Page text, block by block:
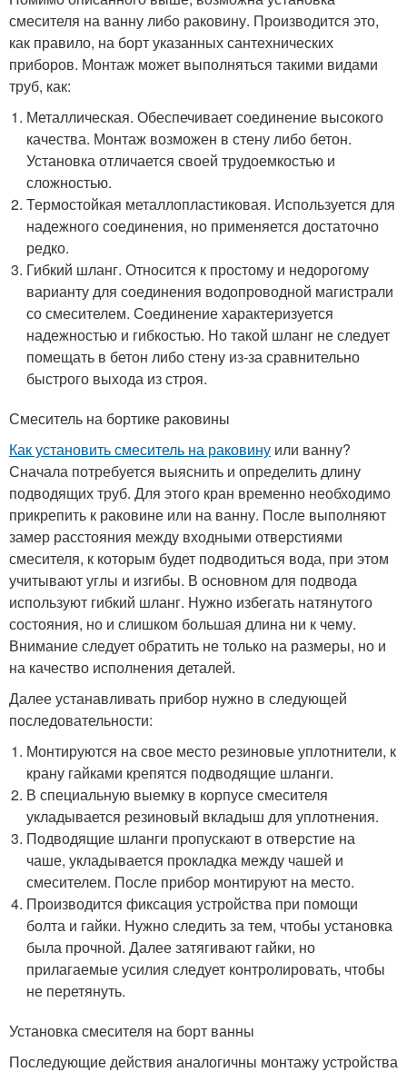
смесителя на ванну либо раковину. Производится это,
как правило, на борт указанных сантехнических
приборов. Монтаж может выполняться такими видами
труб, как:
Металлическая. Обеспечивает соединение высокого
качества. Монтаж возможен в стену либо бетон.
Установка отличается своей трудоемкостью и
сложностью.
Термостойкая металлопластиковая. Используется для
надежного соединения, но применяется достаточно
редко.
Гибкий шланг. Относится к простому и недорогому
варианту для соединения водопроводной магистрали
со смесителем. Соединение характеризуется
надежностью и гибкостью. Но такой шланг не следует
помещать в бетон либо стену из-за сравнительно
быстрого выхода из строя.
Смеситель на бортике раковины
Как установить смеситель на раковину или ванну?
Сначала потребуется выяснить и определить длину
подводящих труб. Для этого кран временно необходимо
прикрепить к раковине или на ванну. После выполняют
замер расстояния между входными отверстиями
смесителя, к которым будет подводиться вода, при этом
учитывают углы и изгибы. В основном для подвода
используют гибкий шланг. Нужно избегать натянутого
состояния, но и слишком большая длина ни к чему.
Внимание следует обратить не только на размеры, но и
на качество исполнения деталей.
Далее устанавливать прибор нужно в следующей
последовательности:
Монтируются на свое место резиновые уплотнители, к
крану гайками крепятся подводящие шланги.
В специальную выемку в корпусе смесителя
укладывается резиновый вкладыш для уплотнения.
Подводящие шланги пропускают в отверстие на
чаше, укладывается прокладка между чашей и
смесителем. После прибор монтируют на место.
Производится фиксация устройства при помощи
болта и гайки. Нужно следить за тем, чтобы установка
была прочной. Далее затягивают гайки, но
прилагаемые усилия следует контролировать, чтобы
не перетянуть.
Установка смесителя на борт ванны
Последующие действия аналогичны монтажу устройства